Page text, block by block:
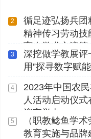
2
循足迹弘扬兵团
精神传习劳动技
育人学术交流第
3
深挖做学教展评
用”探寻数字赋
4
2023年中国农
人活动启动仪
议室举办
5
（职教鲶鱼学
教育实施与品牌